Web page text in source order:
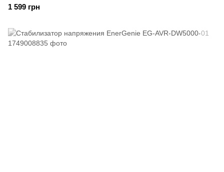
1 599 грн